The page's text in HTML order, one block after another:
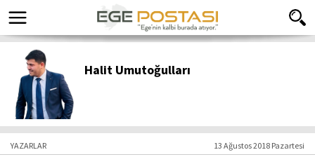
Halit Umutoğulları
YAZARLAR 13 Ağustos 2018 Pazartesi